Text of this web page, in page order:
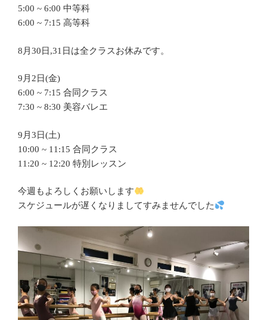
5:00 ~ 6:00 中等科
6:00 ~ 7:15 高等科
8月30日,31日は全クラスお休みです。
9月2日(金)
6:00 ~ 7:15 合同クラス
7:30 ~ 8:30 美容バレエ
9月3日(土)
10:00 ~ 11:15 合同クラス
11:20 ~ 12:20 特別レッスン
今週もよろしくお願いします
スケジュールが遅くなりましてすみませんでした